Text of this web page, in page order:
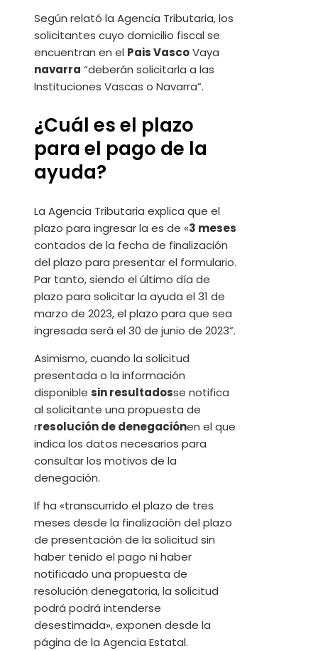
Según relató la Agencia Tributaria, los
solicitantes cuyo domicilio fiscal se
encuentran en el Pais VascoVaya
navarra “deberán solicitarla a las
Instituciones Vascas o Navarra”.
¿Cuál es el plazo
para el pago de la
ayuda?
La Agencia Tributaria explica que el
plazo para ingresar la es de «3 meses
contados de la fecha de finalización
del plazo para presentar el formulario.
Par tanto, siendo el último día de
plazo para solicitar la ayuda el 31 de
marzo de 2023, el plazo para que sea
ingresada será el 30 de junio de 2023”.
Asimismo, cuando la solicitud
presentada o la información
disponible sin resultadosse notifica
al solicitante una propuesta de
rresolución de denegaciónen el que
indica los datos necesarios para
consultar los motivos de la
denegación.
If ha «transcurrido el plazo de tres
meses desde la finalización del plazo
de presentación de la solicitud sin
haber tenido el pago ni haber
notificado una propuesta de
resolución denegatoria, la solicitud
podrá podrá intenderse
desestimada», exponen desde la
página de la Agencia Estatal.